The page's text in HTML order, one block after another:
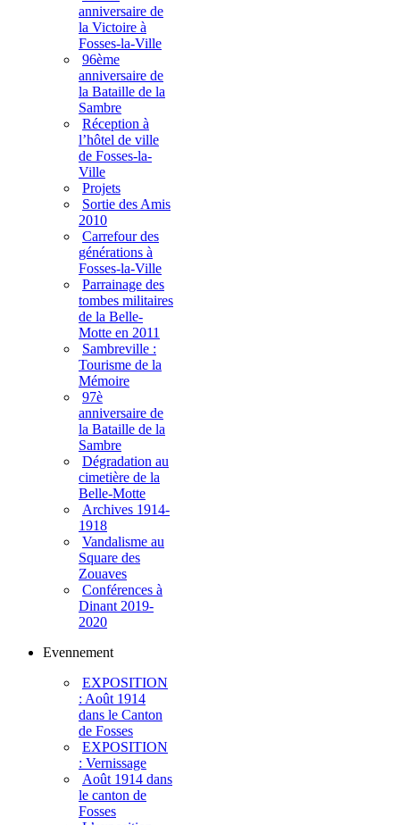
anniversaire de
la Victoire à
Fosses-la-Ville
96ème
anniversaire de
la Bataille de la
Sambre
Réception à
l’hôtel de ville
de Fosses-la-
Ville
Projets
Sortie des Amis
2010
Carrefour des
générations à
Fosses-la-Ville
Parrainage des
tombes militaires
de la Belle-
Motte en 2011
Sambreville :
Tourisme de la
Mémoire
97è
anniversaire de
la Bataille de la
Sambre
Dégradation au
cimetière de la
Belle-Motte
Archives 1914-
1918
Vandalisme au
Square des
Zouaves
Conférences à
Dinant 2019-
2020
Evennement
EXPOSITION
: Août 1914
dans le Canton
de Fosses
EXPOSITION
: Vernissage
Août 1914 dans
le canton de
Fosses